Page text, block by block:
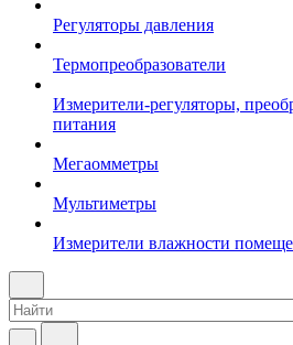
Регуляторы давления
Термопреобразователи
Измерители-регуляторы,
питания
Мегаомметры
Мультиметры
Измерители влажности